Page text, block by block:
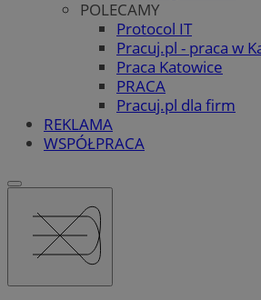
POLECAMY
Protocol IT
Pracuj.pl - praca w
Praca Katowice
PRACA
Pracuj.pl dla firm
REKLAMA
WSPÓŁPRACA